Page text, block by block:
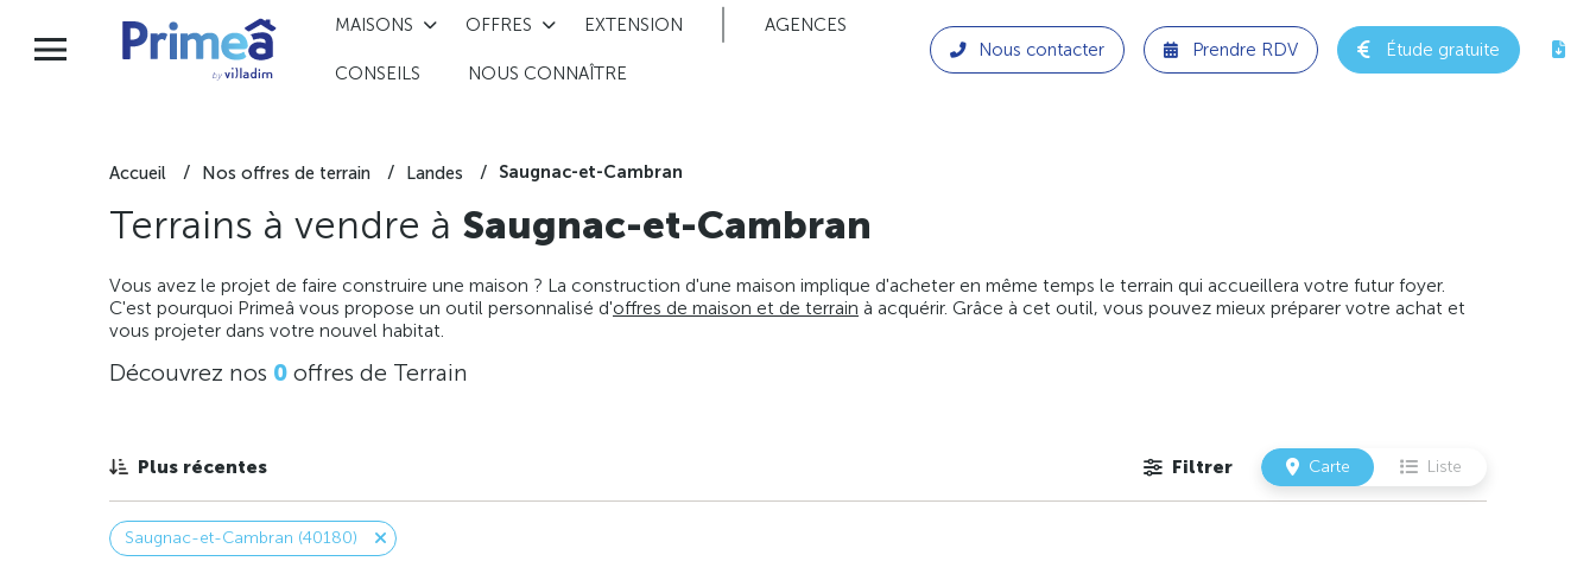
MAISONS OFFRES EXTENSION AGENCES
CONSEILS NOUS CONNAÎTRE
Nous contacter Prendre RDV Étude gratuite
Accueil Nos offres de terrain Landes Saugnac-et-Cambran
Terrains à vendre à Saugnac-et-Cambran
Vous avez le projet de faire construire une maison ? La construction d'une maison implique d'acheter en même temps le terrain qui accueillera votre futur foyer.
C'est pourquoi Primeâ vous propose un outil personnalisé d'offres de maison et de terrain à acquérir. Grâce à cet outil, vous pouvez mieux préparer votre achat et
vous projeter dans votre nouvel habitat.
Découvrez nos 0 offres de Terrain
Plus récentes Filtrer Carte Liste
Saugnac-et-Cambran (40180)